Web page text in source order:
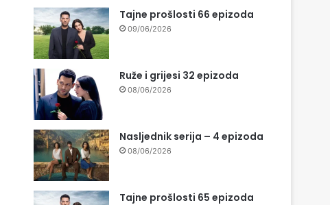
Tajne prošlosti 66 epizoda
09/06/2026
Ruže i grijesi 32 epizoda
08/06/2026
Nasljednik serija – 4 epizoda
08/06/2026
Tajne prošlosti 65 epizoda